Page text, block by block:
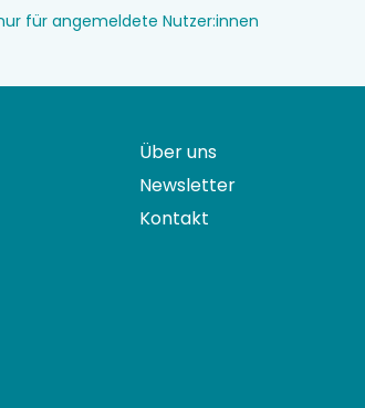
für angemeldete Nutzer:innen
Über uns
Newsletter
Kontakt